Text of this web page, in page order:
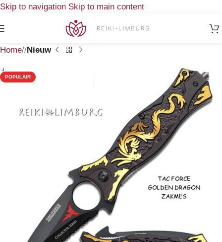
Skip to navigation Skip to main content
Home/ Nieuw
POPULAIR